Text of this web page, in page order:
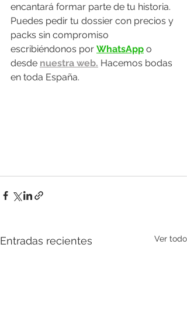
encantará formar parte de tu historia.
Puedes pedir tu dossier con precios y
packs sin compromiso
escribiéndonos por WhatsApp o
desde nuestra web. Hacemos bodas
en toda España.
Entradas recientes Ver todo